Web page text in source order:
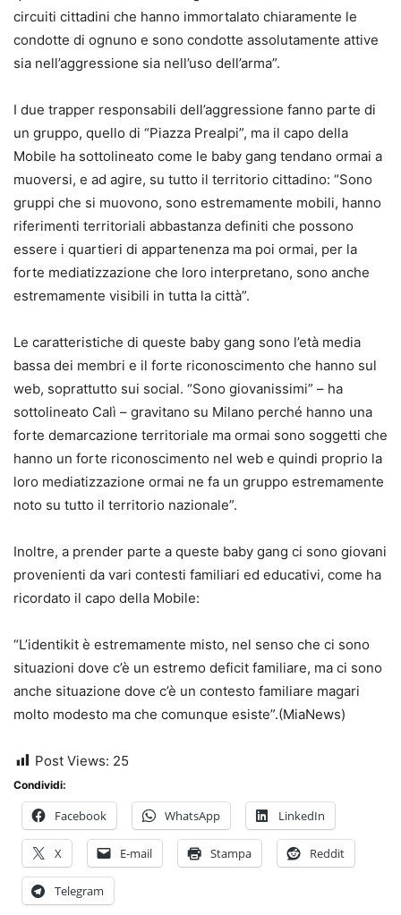
circuiti cittadini che hanno immortalato chiaramente le
condotte di ognuno e sono condotte assolutamente attive
sia nell’aggressione sia nell’uso dell’arma”.
I due trapper responsabili dell’aggressione fanno parte di
un gruppo, quello di “Piazza Prealpi”, ma il capo della
Mobile ha sottolineato come le baby gang tendano ormai a
muoversi, e ad agire, su tutto il territorio cittadino: “Sono
gruppi che si muovono, sono estremamente mobili, hanno
riferimenti territoriali abbastanza definiti che possono
essere i quartieri di appartenenza ma poi ormai, per la
forte mediatizzazione che loro interpretano, sono anche
estremamente visibili in tutta la città”.
Le caratteristiche di queste baby gang sono l’età media
bassa dei membri e il forte riconoscimento che hanno sul
web, soprattutto sui social. “Sono giovanissimi” – ha
sottolineato Calì – gravitano su Milano perché hanno una
forte demarcazione territoriale ma ormai sono soggetti che
hanno un forte riconoscimento nel web e quindi proprio la
loro mediatizzazione ormai ne fa un gruppo estremamente
noto su tutto il territorio nazionale”.
Inoltre, a prender parte a queste baby gang ci sono giovani
provenienti da vari contesti familiari ed educativi, come ha
ricordato il capo della Mobile:
“L’identikit è estremamente misto, nel senso che ci sono
situazioni dove c’è un estremo deficit familiare, ma ci sono
anche situazione dove c’è un contesto familiare magari
molto modesto ma che comunque esiste”.(MiaNews)
Post Views: 25
Condividi:
Facebook WhatsApp LinkedIn
X E-mail Stampa Reddit
Telegram